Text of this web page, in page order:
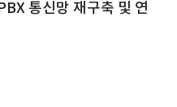
통신망 재구축 및 연